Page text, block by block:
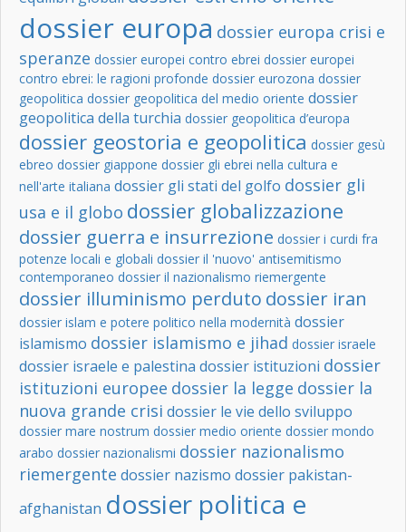
dossier europa dossier europa crisi e
speranze dossier europei contro ebrei dossier europei
contro ebrei: le ragioni profonde dossier eurozona dossier
geopolitica dossier geopolitica del medio oriente dossier
geopolitica della turchia dossier geopolitica d’europa
dossier geostoria e geopolitica dossier gesù
ebreo dossier giappone dossier gli ebrei nella cultura e
nell'arte italiana dossier gli stati del golfo dossier gli
usa e il globo dossier globalizzazione
dossier guerra e insurrezione dossier i curdi fra
potenze locali e globali dossier il 'nuovo' antisemitismo
contemporaneo dossier il nazionalismo riemergente
dossier illuminismo perduto dossier iran
dossier islam e potere politico nella modernità dossier
islamismo dossier islamismo e jihad dossier israele
dossier israele e palestina dossier istituzioni dossier
istituzioni europee dossier la legge dossier la
nuova grande crisi dossier le vie dello sviluppo
dossier mare nostrum dossier medio oriente dossier mondo
arabo dossier nazionalismi dossier nazionalismo
riemergente dossier nazismo dossier pakistan-
afghanistan dossier politica e